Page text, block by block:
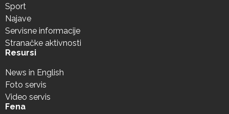
Sport
Najave
Servisne informacije
Stranačke aktivnosti
Resursi
News in English
Foto servis
Video servis
Fena